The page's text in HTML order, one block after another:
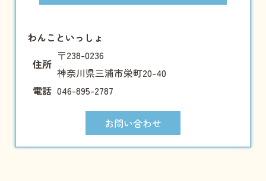
わんこといっしょ
住所
〒238-0236
神奈川県三浦市栄町20-40
電話 046-895-2787
お問い合わせ